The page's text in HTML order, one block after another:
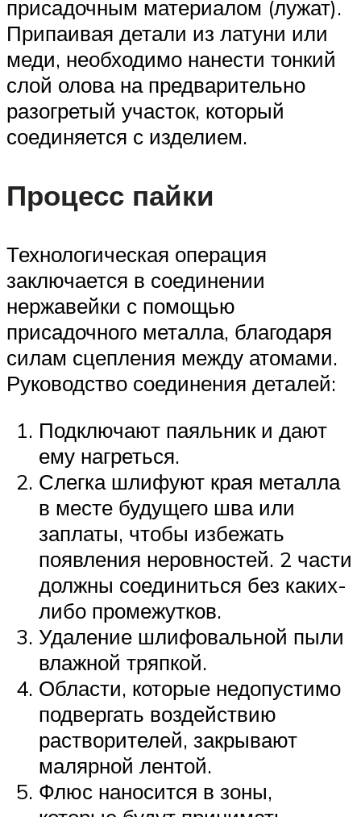
присадочным материалом (лужат).
Припаивая детали из латуни или
меди, необходимо нанести тонкий
слой олова на предварительно
разогретый участок, который
соединяется с изделием.
Процесс пайки
Технологическая операция
заключается в соединении
нержавейки с помощью
присадочного металла, благодаря
силам сцепления между атомами.
Руководство соединения деталей:
Подключают паяльник и дают
ему нагреться.
Слегка шлифуют края металла
в месте будущего шва или
заплаты, чтобы избежать
появления неровностей. 2 части
должны соединиться без каких-
либо промежутков.
Удаление шлифовальной пыли
влажной тряпкой.
Области, которые недопустимо
подвергать воздействию
растворителей, закрывают
малярной лентой.
Флюс наносится в зоны,